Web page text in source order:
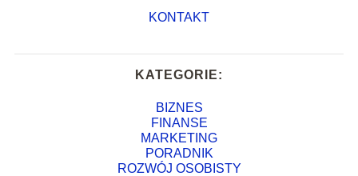
KONTAKT
KATEGORIE:
BIZNES
FINANSE
MARKETING
PORADNIK
ROZWÓJ OSOBISTY